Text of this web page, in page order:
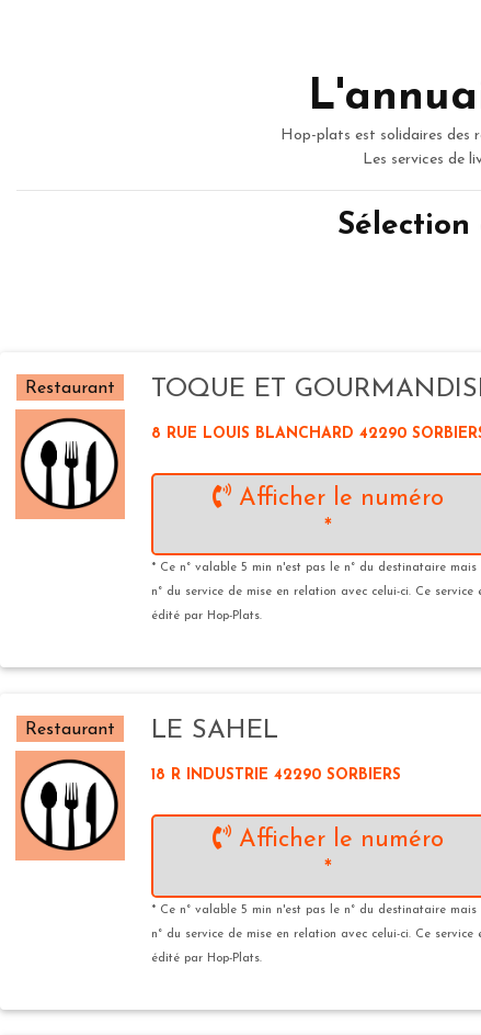
Hop-plats est solidaires des
Les services de
Sélection
Restaurant TOQUE ET
8 RUE LOUIS BLANCHARD 42290
Afficher le numéro
*
* Ce n° valable 5 min n'est pas le n° du destinataire mais
n° du service de mise en relation avec celui-ci. Ce service
édité par Hop-Plats.
Restaurant LE SAHEL
18 R INDUSTRIE 42290 SORBIERS
Afficher le numéro
*
* Ce n° valable 5 min n'est pas le n° du destinataire mais
n° du service de mise en relation avec celui-ci. Ce service
édité par Hop-Plats.